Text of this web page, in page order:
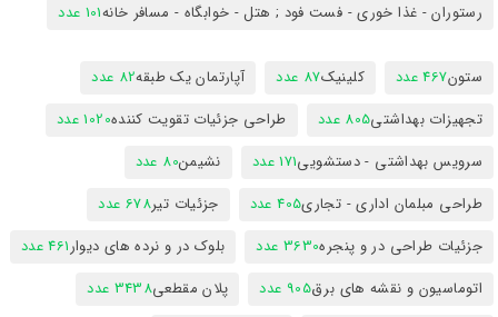
رستوران - غذا خوری - فست فود ; هتل - خوابگاه - مسافر خانه101 عدد
ستون467 عدد کلینیک87 عدد آپارتمان یک طبقه82 عدد
تجهیزات بهداشتی805 عدد طراحی جزئیات تقویت کننده1020 عدد
سرویس بهداشتی - دستشویی171 عدد نشیمن80 عدد
طراحی مبلمان اداری - تجاری405 عدد جزئیات تیر678 عدد
جزئیات طراحی در و پنجره3630 عدد بلوک در و نرده های دیوار461 عدد
اتوماسیون و نقشه های برق905 عدد پلان مقطعی3438 عدد